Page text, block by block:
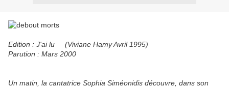
Edition : J'ai lu (Viviane Hamy Avril 1995)
Parution : Mars 2000
Un matin, la cantatrice Sophia Siméonidis découvre, dans son